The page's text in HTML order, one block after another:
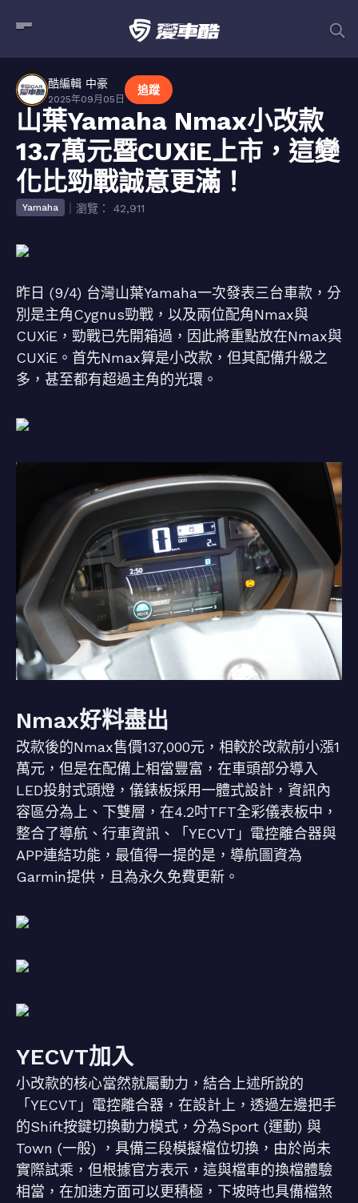
酷編輯 中豪
2025年09月05日
追蹤
山葉Yamaha Nmax小改款
13.7萬元暨CUXiE上市，這變
化比勁戰誠意更滿！
Yamaha ｜瀏覽： 42,911
昨日 (9/4) 台灣山葉Yamaha一次發表三台車款，分
別是主角Cygnus勁戰，以及兩位配角Nmax與
CUXiE，勁戰已先開箱過，因此將重點放在Nmax與
CUXiE。首先Nmax算是小改款，但其配備升級之
多，甚至都有超過主角的光環。
Nmax好料盡出
改款後的Nmax售價137,000元，相較於改款前小漲1
萬元，但是在配備上相當豐富，在車頭部分導入
LED投射式頭燈，儀錶板採用一體式設計，資訊內
容區分為上、下雙層，在4.2吋TFT全彩儀表板中，
整合了導航、行車資訊、「YECVT」電控離合器與
APP連結功能，最值得一提的是，導航圖資為
Garmin提供，且為永久免費更新。
YECVT加入
小改款的核心當然就屬動力，結合上述所說的
「YECVT」電控離合器，在設計上，透過左邊把手
的Shift按鍵切換動力模式，分為Sport (運動) 與
Town (一般) ，具備三段模擬檔位切換，由於尚未
實際試乘，但根據官方表示，這與檔車的換檔體驗
相當，在加速方面可以更積極，下坡時也具備檔煞